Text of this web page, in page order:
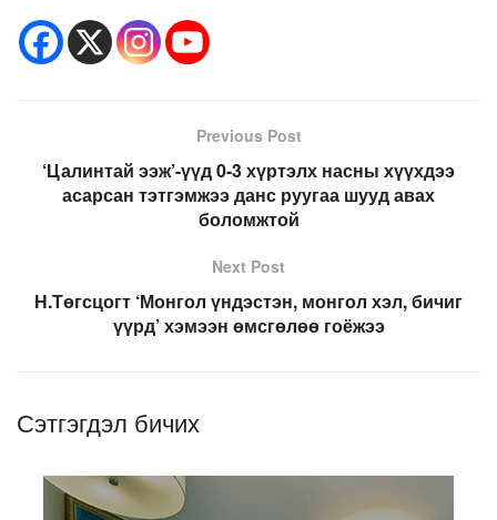
Previous Post
‘Цалинтай ээж’-үүд 0-3 хүртэлх насны хүүхдээ
асарсан тэтгэмжээ данс руугаа шууд авах
боломжтой
Next Post
Н.Төгсцогт ‘Монгол үндэстэн, монгол хэл, бичиг
үүрд’ хэмээн өмсгөлөө гоёжээ
Сэтгэгдэл бичих